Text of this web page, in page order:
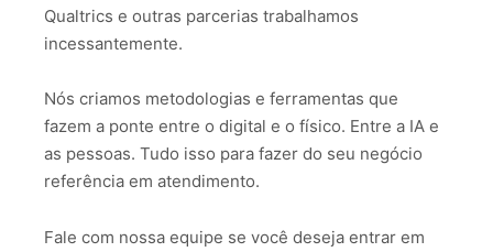
Qualtrics e outras parcerias trabalhamos
incessantemente.
Nós criamos metodologias e ferramentas que
fazem a ponte entre o digital e o físico. Entre a IA e
as pessoas. Tudo isso para fazer do seu negócio
referência em atendimento.
Fale com nossa equipe se você deseja entrar em